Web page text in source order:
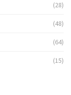
(28)
(48)
(64)
(15)